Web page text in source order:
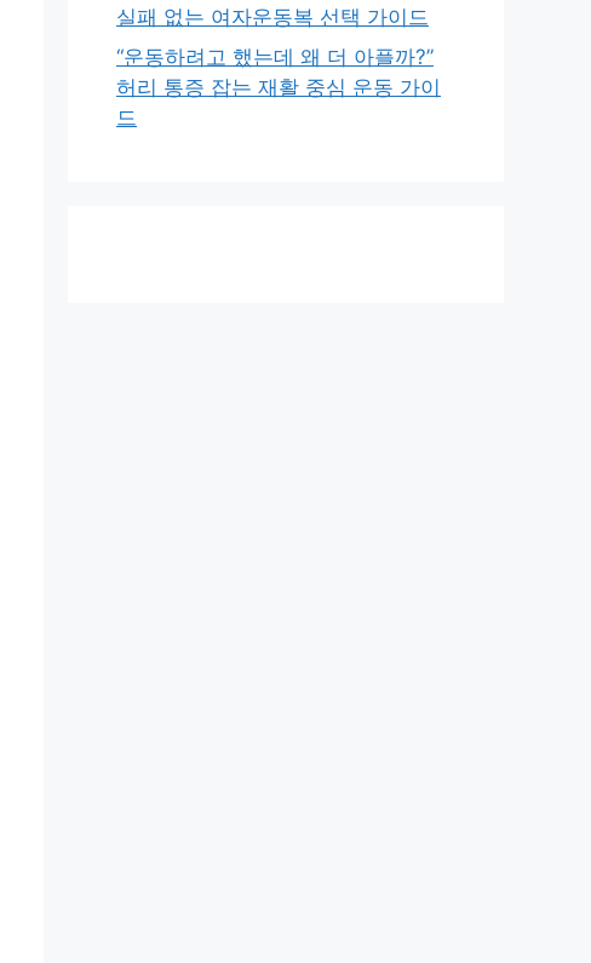
실패 없는 여자운동복 선택 가이드
“운동하려고 했는데 왜 더 아플까?”
허리 통증 잡는 재활 중심 운동 가이
드